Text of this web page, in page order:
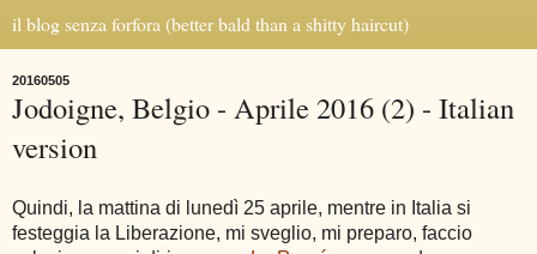
il blog senza forfora (better bald than a shitty haircut)
20160505
Jodoigne, Belgio - Aprile 2016 (2) - Italian
version
Quindi, la mattina di lunedì 25 aprile, mentre in Italia si
festeggia la Liberazione, mi sveglio, mi preparo, faccio